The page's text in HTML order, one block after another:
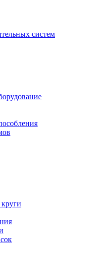
систем